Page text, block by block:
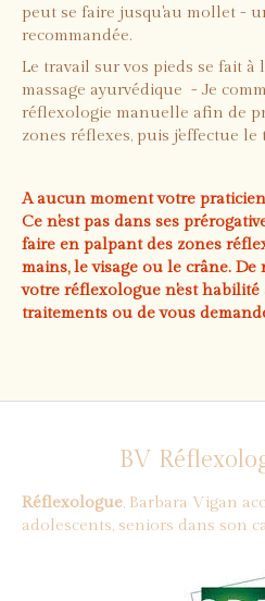
peut se faire jusqu'au mollet -
recommandée.
Le travail sur vos pieds se fait à
massage ayurvédique - Je
réflexologie manuelle afin de
zones réflexes, puis j'effectue
A aucun moment votre
Ce n'est pas dans ses
faire en palpant des zones
mains, le visage ou le crâne. De
votre réflexologue n'est habilité
traitements ou de vous
BV
Réflexologue, Barbara Vigan
adolescents, seniors dans son